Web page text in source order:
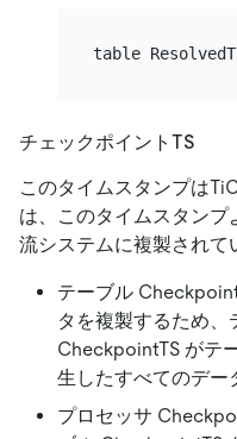
チェックポイントTS
このタイムスタンプは
は、このタイムスタン
流システムに複製されて
テーブル
タを複製するため、
CheckpointTS がテ
生したすべてのデー
プロセッサ